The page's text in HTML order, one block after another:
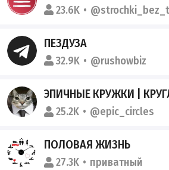
23.6K
ПЕЗДУЗА
32.9K @rushowbiz
ЭПИЧНЫЕ КРУЖКИ | КРУГЛЯШКИ |
25.2K @epic_circles
ПОЛОВАЯ ЖИЗНЬ
27.3K приватный